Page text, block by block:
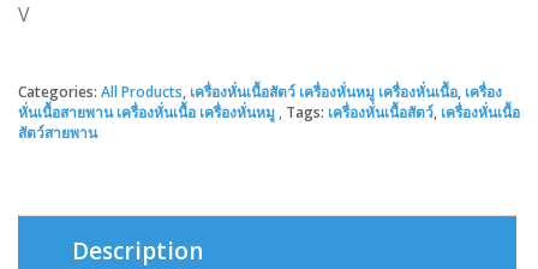
V
Categories: All Products, เครื่องหั่นเนื้อสัตว์ เครื่องหั่นหมู เครื่องหั่นเนื้อ, เครื่อง
หั่นเนื้อสายพาน เครื่องหั่นเนื้อ เครื่องหั่นหมู Tags: เครื่องหั่นเนื้อสัตว์, เครื่องหั่นเนื้อ
สัตว์สายพาน
Description